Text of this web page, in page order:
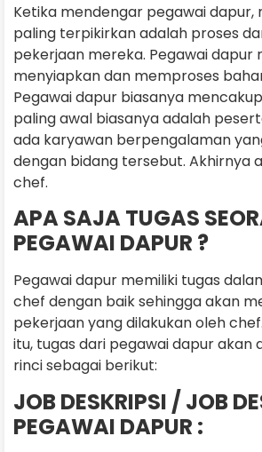
Ketika mendengar pegawai dapur,
paling terpikirkan adalah proses
pekerjaan mereka. Pegawai dapur
menyiapkan dan memproses
Pegawai dapur biasanya
paling awal biasanya adalah
ada karyawan berpengalaman
dengan bidang tersebut. Akhirnya
chef.
APA SAJA TUGAS
PEGAWAI DAPUR ?
Pegawai dapur memiliki tugas
chef dengan baik sehingga akan
pekerjaan yang dilakukan oleh
itu, tugas dari pegawai dapur akan
rinci sebagai berikut:
JOB DESKRIPSI / JOB
PEGAWAI DAPUR :